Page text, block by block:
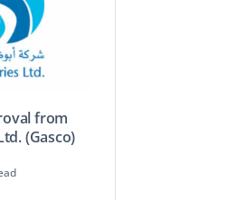
from
(Gasco)